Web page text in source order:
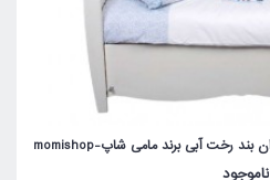
ناموجود